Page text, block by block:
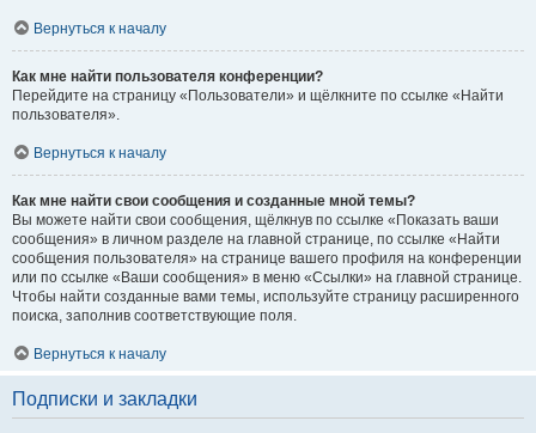
Вернуться к началу
Как мне найти пользователя конференции?
Перейдите на страницу «Пользователи» и щёлкните по ссылке «Найти
пользователя».
Вернуться к началу
Как мне найти свои сообщения и созданные мной темы?
Вы можете найти свои сообщения, щёлкнув по ссылке «Показать ваши
сообщения» в личном разделе на главной странице, по ссылке «Найти
сообщения пользователя» на странице вашего профиля на конференции
или по ссылке «Ваши сообщения» в меню «Ссылки» на главной странице.
Чтобы найти созданные вами темы, используйте страницу расширенного
поиска, заполнив соответствующие поля.
Вернуться к началу
Подписки и закладки